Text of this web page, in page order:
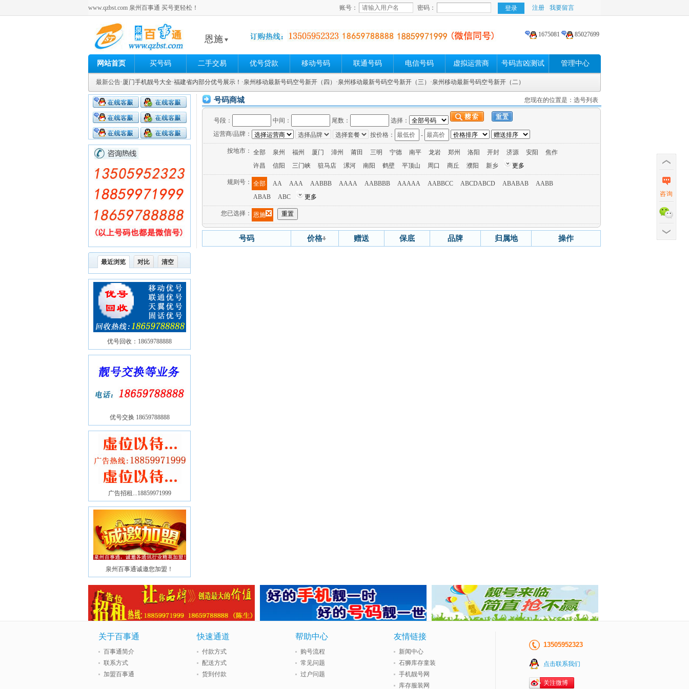
www.qzbst.com 泉州百事通 买号更轻松！ 账号： 密码： 注册 我要留言
恩施 1675081 85027699
网站首页 买号码 二手交易 优号贷款 移动号码 联通号码 电信号码 虚拟运营商 号码吉凶测试 管理中心
最新公告·厦门手机靓号大全·福建省内部分优号展示！ ·泉州移动最新号码空号新开（四） ·泉州移动最新号码空号新开（三） ·泉州移动最新号码空号新开（二）
最近浏览 对比 清空
优号回收：18659788888
优号交换 18659788888
广告招租...18859971999
泉州百事通诚邀您加盟！
号码商城 您现在的位置是：选号列表
号段： 中间： 尾数：
选择：
运营商/品牌：
按价格： -
按地市： 全部 泉州 福州 厦门 漳州 莆田 三明 宁德 南平 龙岩 郑州 洛阳 开封 济源 安阳
焦作
许昌
信阳 三门峡 驻马店 漯河 南阳 鹤壁 平顶山 周口 商丘 濮阳 新乡 更多
规则号： 全部 AA AAA AABBB AAAA AABBBB AAAAA AABBCC ABCDABCD ABABAB
AABB
ABAB
ABC 更多
您已选择： 恩施
号码 价格 赠送 保底 品牌 归属地 操作
13505952323
点击联系我们
关注微博
关于百事通
百事通简介
联系方式
加盟百事通
快速通道
付款方式
配送方式
货到付款
帮助中心
购号流程
常见问题
过户问题
友情链接
新闻中心
石狮库存童装
手机靓号网
库存服装网
咨询